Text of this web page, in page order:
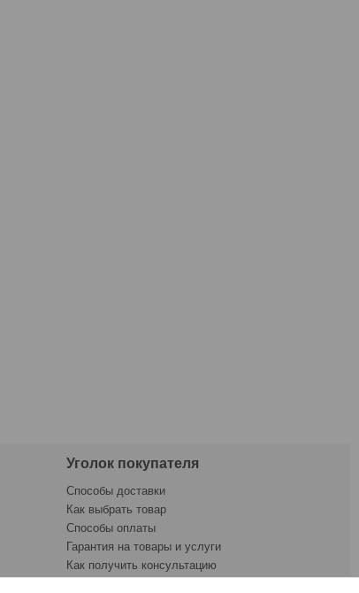
Уголок покупателя
Способы доставки
Как выбрать товар
Способы оплаты
Гарантия на товары и услуги
Как получить консультацию